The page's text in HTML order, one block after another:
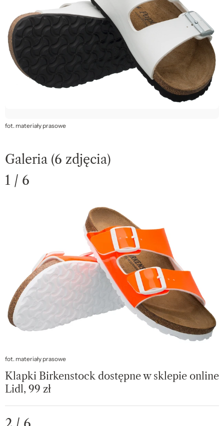
fot. materiały prasowe
Galeria (6 zdjęcia)
1 / 6
fot. materiały prasowe
Klapki Birkenstock dostępne w sklepie online
Lidl, 99 zł